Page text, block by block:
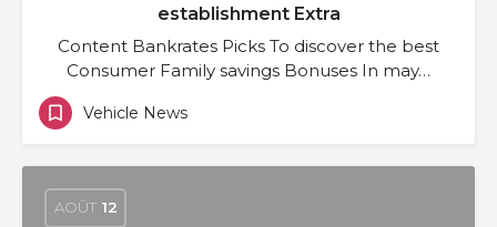
establishment Extra
Content Bankrates Picks To discover the best
Consumer Family savings Bonuses In may…
Vehicle News
AOÛT 12